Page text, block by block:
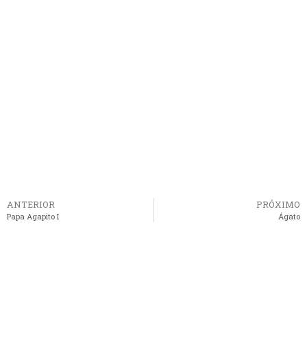
ANTERIOR
Papa Agapito I
PRÓXIMO
Ágato